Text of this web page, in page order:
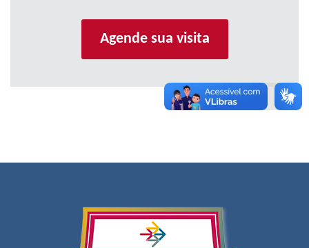
Agende sua visita